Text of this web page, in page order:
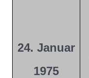
24. Januar
1975